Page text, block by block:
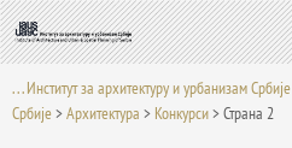
Пређи
на
садржај
. . . Институт за архитектуру и урбанизам Србије
Србије>Архитектура > Конкурси>Страна 2